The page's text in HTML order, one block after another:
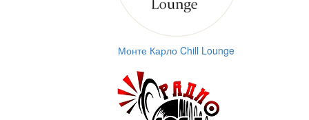
Монте Карло Chill Lounge